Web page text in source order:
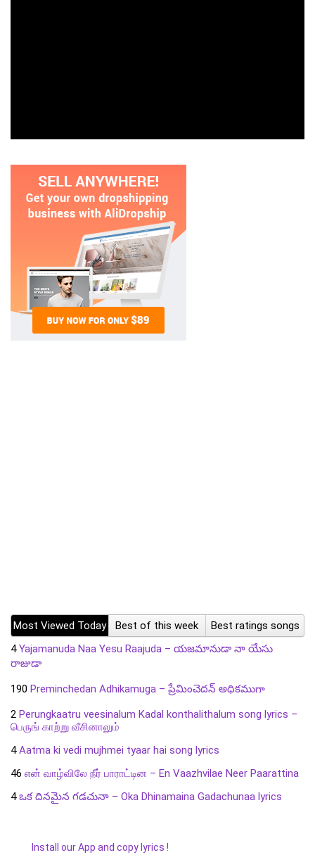
Most Viewed Today Best of this week
Best ratings songs
4 Yajamanuda Naa Yesu Raajuda – యజమానుడా నా యేసు
రాజుడా
190 Preminchedan Adhikamuga – ప్రేమించెదన్ అధికముగా
2 Perungkaatru veesinalum Kadal konthalithalum song lyrics –
பெருங் காற்று வீசினாலும்
4 Aatma ki vedi mujhmei tyaar hai song lyrics
46 என் வாழ்விலே நீர் பாராட்டின – En Vaazhvilae Neer Paarattina
4 ఒక దినమైన గడచునా – Oka Dhinamaina Gadachunaa lyrics
Install our App and copy lyrics !